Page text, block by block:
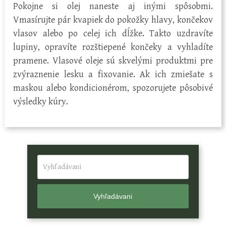
Pokojne si olej naneste aj inými spôsobmi.
Vmasírujte pár kvapiek do pokožky hlavy, končekov
vlasov alebo po celej ich dĺžke. Takto uzdravíte
lupiny, opravíte rozštiepené končeky a vyhladíte
pramene. Vlasové oleje sú skvelými produktmi pre
zvýraznenie lesku a fixovanie. Ak ich zmiešate s
maskou alebo kondicionérom, spozorujete pôsobivé
výsledky kúry.
Vyhľadávani